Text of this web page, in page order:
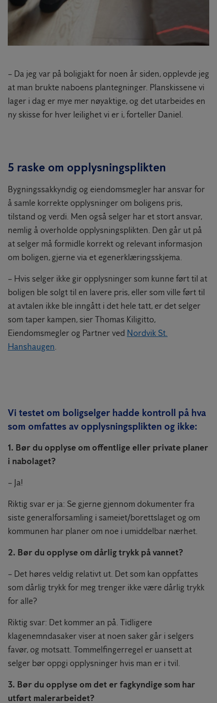
– Da jeg var på boligjakt for noen år siden, opplevde jeg
at man brukte naboens plantegninger. Planskissene vi
lager i dag er mye mer nøyaktige, og det utarbeides en
ny skisse for hver leilighet vi er i, forteller Daniel.
5 raske om opplysningsplikten
Bygningssakkyndig og eiendomsmegler har ansvar for
å samle korrekte opplysninger om boligens pris,
tilstand og verdi. Men også selger har et stort ansvar,
nemlig å overholde opplysningsplikten. Den går ut på
at selger må formidle korrekt og relevant informasjon
om boligen, gjerne via et egenerklæringsskjema.
– Hvis selger ikke gir opplysninger som kunne ført til at
boligen ble solgt til en lavere pris, eller som ville ført til
at avtalen ikke ble inngått i det hele tatt, er det selger
som taper kampen, sier Thomas Kiligitto,
Eiendomsmegler og Partner ved Nordvik St.
Hanshaugen.
Vi testet om boligselger hadde kontroll på hva
som omfattes av opplysningsplikten og ikke:
1. Bør du opplyse om offentlige eller private planer
i nabolaget?
– Ja!
Riktig svar er ja: Se gjerne gjennom dokumenter fra
siste generalforsamling i sameiet/borettslaget og om
kommunen har planer om noe i umiddelbar nærhet.
2. Bør du opplyse om dårlig trykk på vannet?
– Det høres veldig relativt ut. Det som kan oppfattes
som dårlig trykk for meg trenger ikke være dårlig trykk
for alle?
Riktig svar: Det kommer an på. Tidligere
klagenemndasaker viser at noen saker går i selgers
favør, og motsatt. Tommelfingerregel er uansett at
selger bør oppgi opplysninger hvis man er i tvil.
3. Bør du opplyse om det er fagkyndige som har
utført malerarbeidet?